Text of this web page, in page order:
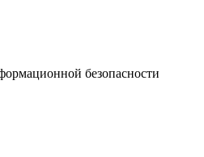
безопасности